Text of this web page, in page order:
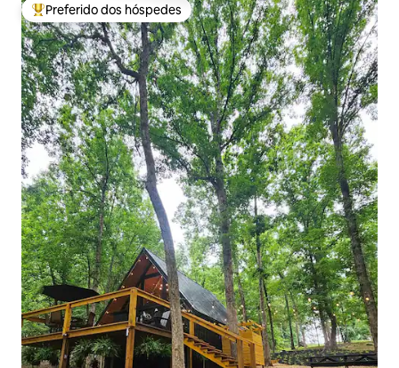
Entre os melhores preferidos dos hóspedes
Preferido dos hóspedes